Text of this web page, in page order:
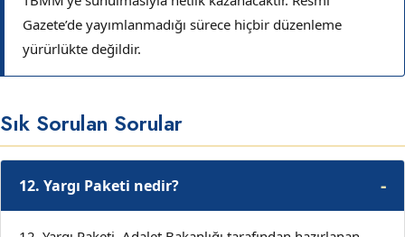
Gazete’de yayımlanmadığı sürece hiçbir düzenleme
yürürlükte değildir.
Sık Sorulan Sorular
12. Yargı Paketi nedir?